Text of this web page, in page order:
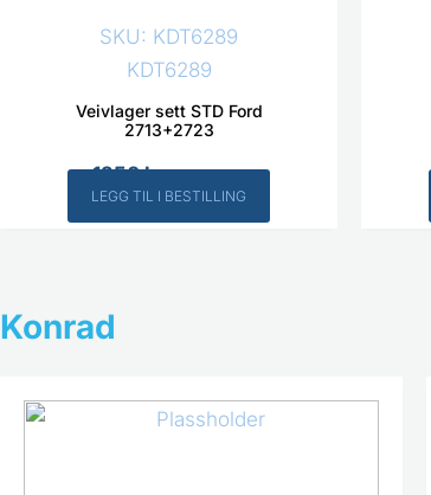
SKU: KDT6289
KDT6289
Veivlager sett STD Ford
2713+2723
1250kr Inkl. MVA
LEGG TIL I BESTILLING
Konrad